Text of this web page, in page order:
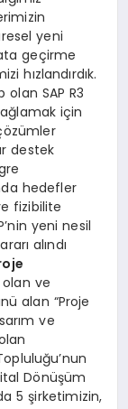
yeni
geçirme
hızlandırdık.
olan SAP R3
için
destek
hedefler
fizibilite
yeni nesil
alındı
olan ve
alan “Proje
ve
Dönüşüm
5 şirketimizin,